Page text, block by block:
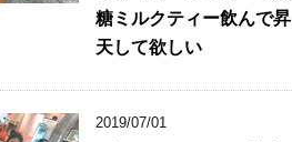
糖ミルクティー飲んで昇
天して欲しい
2019/07/01